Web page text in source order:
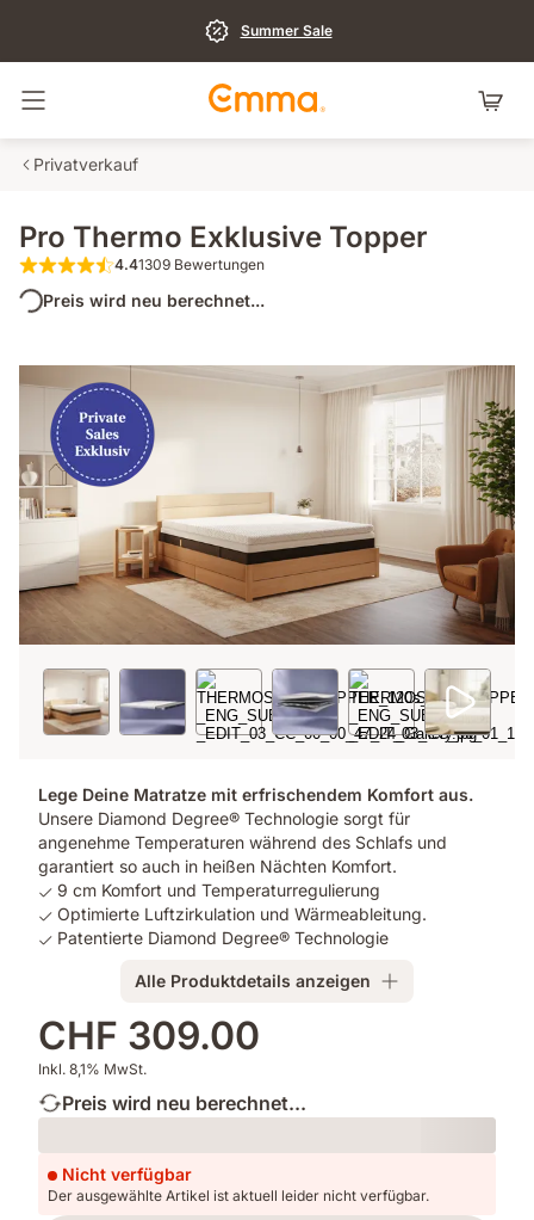
Summer Sale
Navigation umschalten
Privatverkauf
Pro Thermo Exklusive Topper
4.4 von 5 Sternen 1309 Bewertungen
4.41309 Bewertungen
Preis wird neu berechnet...
Lege Deine Matratze mit erfrischendem Komfort aus.
Unsere Diamond Degree® Technologie sorgt für
angenehme Temperaturen während des Schlafs und
garantiert so auch in heißen Nächten Komfort.
9 cm Komfort und Temperaturregulierung
Optimierte Luftzirkulation und Wärmeableitung.
Patentierte Diamond Degree® Technologie
Alle Produktdetails anzeigen
Zusatzprodukte
CHF 309.00
Inkl. 8,1% MwSt.
Preis wird neu berechnet...
Loading
Nicht verfügbar
Der ausgewählte Artikel ist aktuell leider nicht verfügbar.